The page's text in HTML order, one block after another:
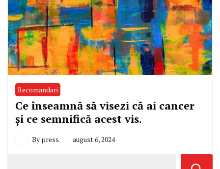
Recomandari
Ce înseamnă să visezi că ai cancer
și ce semnifică acest vis.
By press august 6, 2024